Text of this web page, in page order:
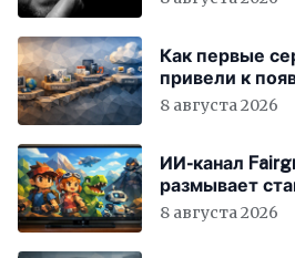
Как первые
привели к
8 августа 2026
ИИ-канал
размывает
8 августа 2026